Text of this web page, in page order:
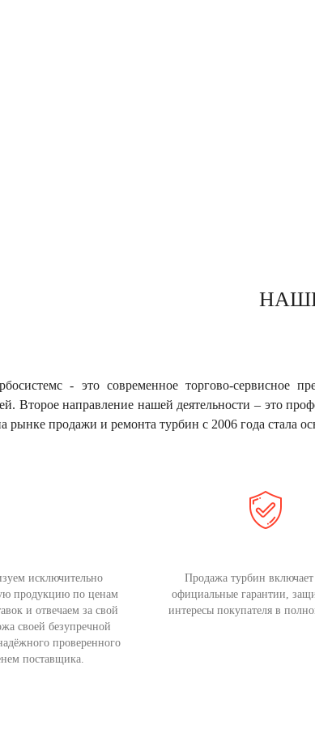
- это современное торгово-сервисное
Второе направление нашей деятельности – это
рынке продажи и ремонта турбин с 2006 года стала
исключительно
продукцию по ценам
и отвечаем за свой
своей безупречной
проверенного
поставщика.
Продажа турбин включает
официальные гарантии,
интересы покупателя в